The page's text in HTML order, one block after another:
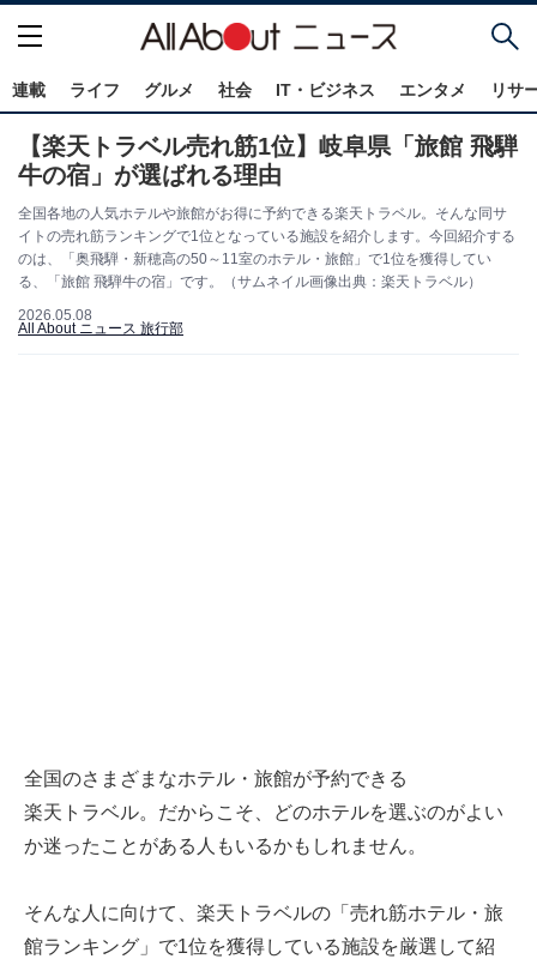
連載 ライフ グルメ 社会 IT・ビジネス エンタメ リサ
【楽天トラベル売れ筋1位】岐阜県「旅館 飛騨
牛の宿」が選ばれる理由
全国各地の人気ホテルや旅館がお得に予約できる楽天トラベル。そんな同サ
イトの売れ筋ランキングで1位となっている施設を紹介します。今回紹介する
のは、「奥飛騨・新穂高の50～11室のホテル・旅館」で1位を獲得してい
る、「旅館 飛騨牛の宿」です。（サムネイル画像出典：楽天トラベル）
2026.05.08
All About ニュース 旅行部
全国のさまざまなホテル・旅館が予約できる
楽天トラベル。だからこそ、どのホテルを選ぶのがよい
か迷ったことがある人もいるかもしれません。
そんな人に向けて、 楽天トラベルの「売れ筋ホテル・旅
館ランキング」で1位を獲得している施設を厳選して紹